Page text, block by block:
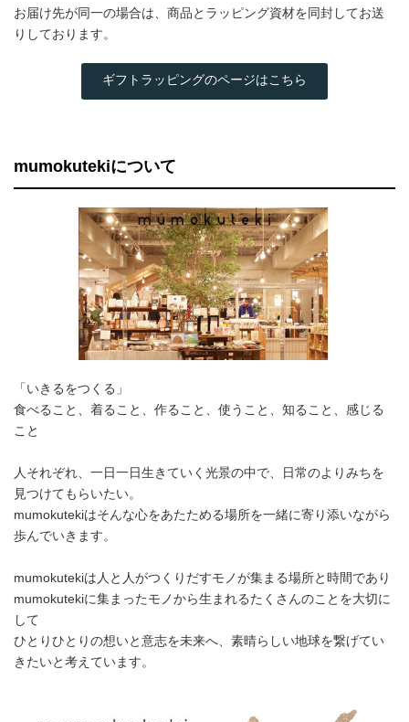
お届け先が同一の場合は、商品とラッピング資材を同封してお送
りしております。
ギフトラッピングのページはこちら
mumokutekiについて
「いきるをつくる」
食べること、着ること、作ること、使うこと、知ること、感じる
こと
人それぞれ、一日一日生きていく光景の中で、日常のよりみちを
見つけてもらいたい。
mumokutekiはそんな心をあたためる場所を一緒に寄り添いながら
歩んでいきます。
mumokutekiは人と人がつくりだすモノが集まる場所と時間であり
mumokutekiに集まったモノから生まれるたくさんのことを大切に
して
ひとりひとりの想いと意志を未来へ、素晴らしい地球を繋げてい
きたいと考えています。